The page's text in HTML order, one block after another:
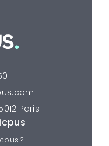
Paris
?